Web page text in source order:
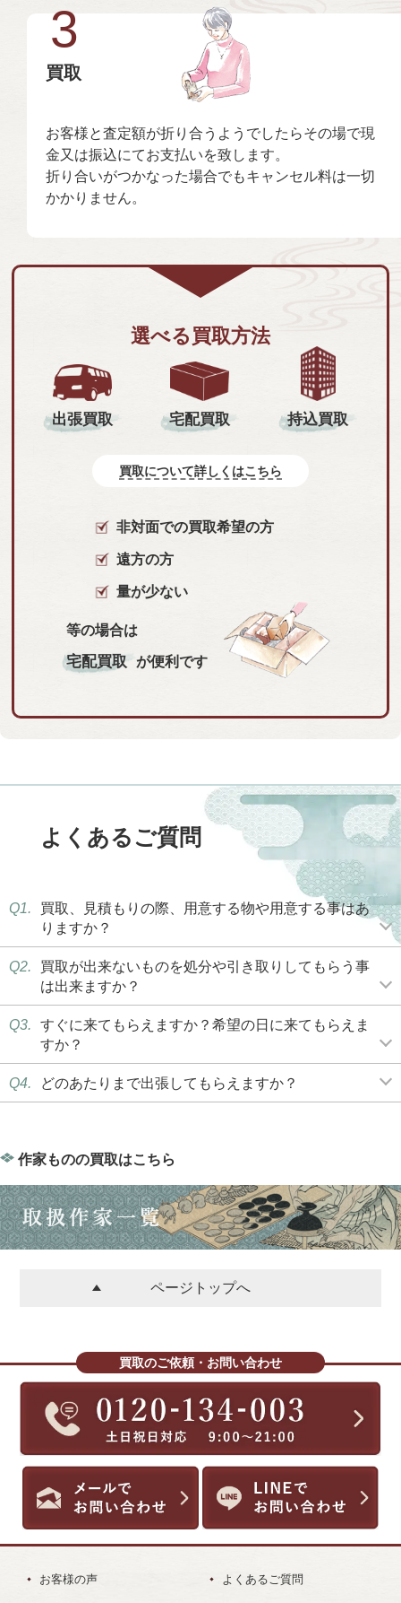
3
買取
お客様と査定額が折り合うようでしたらその場で現
金又は振込にてお支払いを致します。
折り合いがつかなった場合でもキャンセル料は一切
かかりません。
選べる買取方法
出張買取 宅配買取 持込買取
買取について詳しくはこちら
非対面での買取希望の方
遠方の方
量が少ない
等の場合は
宅配買取 が便利です
よくあるご質問
Q1.
買取、見積もりの際、用意する物や用意する事はあ
りますか？
Q2.
買取が出来ないものを処分や引き取りしてもらう事
は出来ますか？
Q3.
すぐに来てもらえますか？希望の日に来てもらえま
すか？
Q4. どのあたりまで出張してもらえますか？
作家ものの買取はこちら
ページトップへ
買取のご依頼・お問い合わせ
お客様の声 よくあるご質問